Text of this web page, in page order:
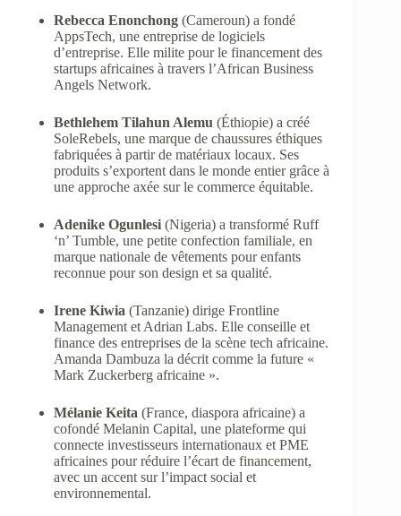
Rebecca Enonchong (Cameroun) a fondé
AppsTech, une entreprise de logiciels
d’entreprise. Elle milite pour le financement des
startups africaines à travers l’African Business
Angels Network.
Bethlehem Tilahun Alemu (Éthiopie) a créé
SoleRebels, une marque de chaussures éthiques
fabriquées à partir de matériaux locaux. Ses
produits s’exportent dans le monde entier grâce à
une approche axée sur le commerce équitable.
Adenike Ogunlesi (Nigeria) a transformé Ruff
‘n’ Tumble, une petite confection familiale, en
marque nationale de vêtements pour enfants
reconnue pour son design et sa qualité.
Irene Kiwia (Tanzanie) dirige Frontline
Management et Adrian Labs. Elle conseille et
finance des entreprises de la scène tech africaine.
Amanda Dambuza la décrit comme la future «
Mark Zuckerberg africaine ».
Mélanie Keita (France, diaspora africaine) a
cofondé Melanin Capital, une plateforme qui
connecte investisseurs internationaux et PME
africaines pour réduire l’écart de financement,
avec un accent sur l’impact social et
environnemental.